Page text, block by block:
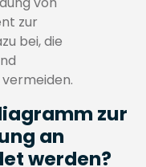
zur
bei, die
zur
an
werden?